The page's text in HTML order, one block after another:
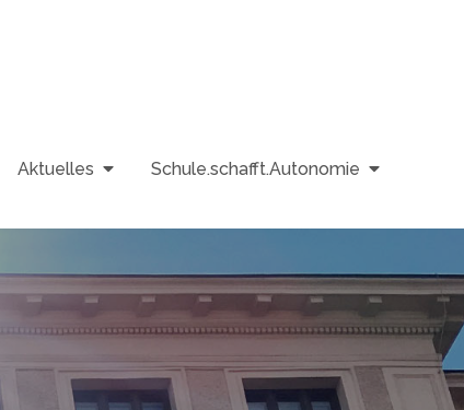
Aktuelles Schule.schafft.Autonomie